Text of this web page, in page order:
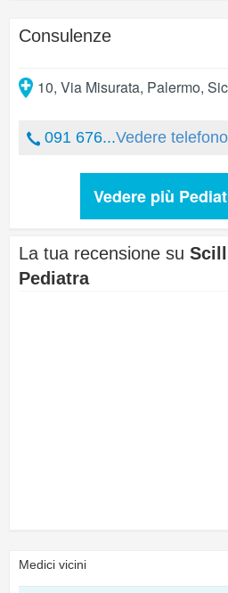
Consulenze
10, Via Misurata, Palermo,
091 676...Vedere telefono
Vedere più
La tua recensione su
Pediatra
Medici vicini